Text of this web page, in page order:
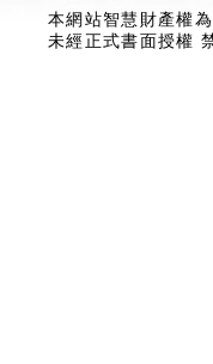
本網站智慧財產權
未經正式書面授權